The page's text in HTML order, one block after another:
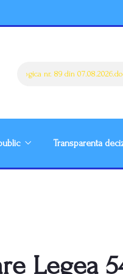
nr. 89 din 07.08.2026.doc
Transparenta
Legea